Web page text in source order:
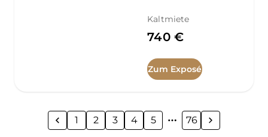
Kaltmiete
740 €
Zum Exposé
1 2 3 4 5 76